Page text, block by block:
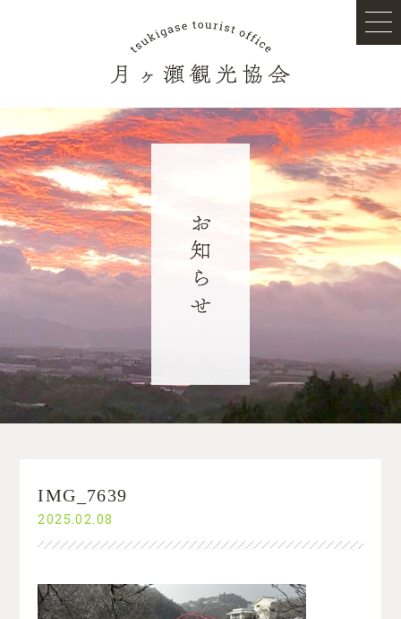
IMG_7639
2025.02.08